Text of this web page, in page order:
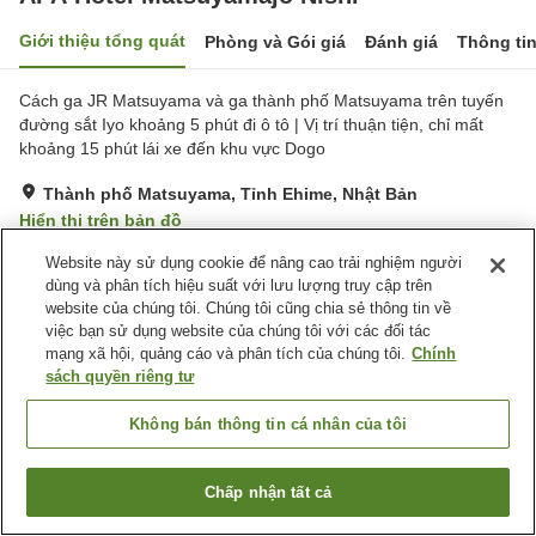
Giới thiệu tổng quát Phòng và Gói giá Đánh giá Thông
Cách ga JR Matsuyama và ga thành phố Matsuyama trên tuyến
đường sắt Iyo khoảng 5 phút đi ô tô | Vị trí thuận tiện, chỉ mất
khoảng 15 phút lái xe đến khu vực Dogo
Thành phố Matsuyama, Tỉnh Ehime, Nhật Bản
Hiển thị trên bản đồ
Rất tốt Đánh giá:170 lượt
Tiện nghi chỗ nghỉ
Spa / Salon
Nhà hàng
Máy bán hàng tự động
Trang chủ Nhật Bản Tỉnh Ehime
Thành phố Matsuyama
APA Hotel Matsuyamajo Nishi
Tìm phòng trống
Website này sử dụng cookie để nâng cao trải nghiệm người
dùng và phân tích hiệu suất với lưu lượng truy cập trên
website của chúng tôi. Chúng tôi cũng chia sẻ thông tin về
việc bạn sử dụng website của chúng tôi với các đối tác
mạng xã hội, quảng cáo và phân tích của chúng tôi. Chính
sách quyền riêng tư
Không bán thông tin cá nhân của tôi
Chấp nhận tất cả